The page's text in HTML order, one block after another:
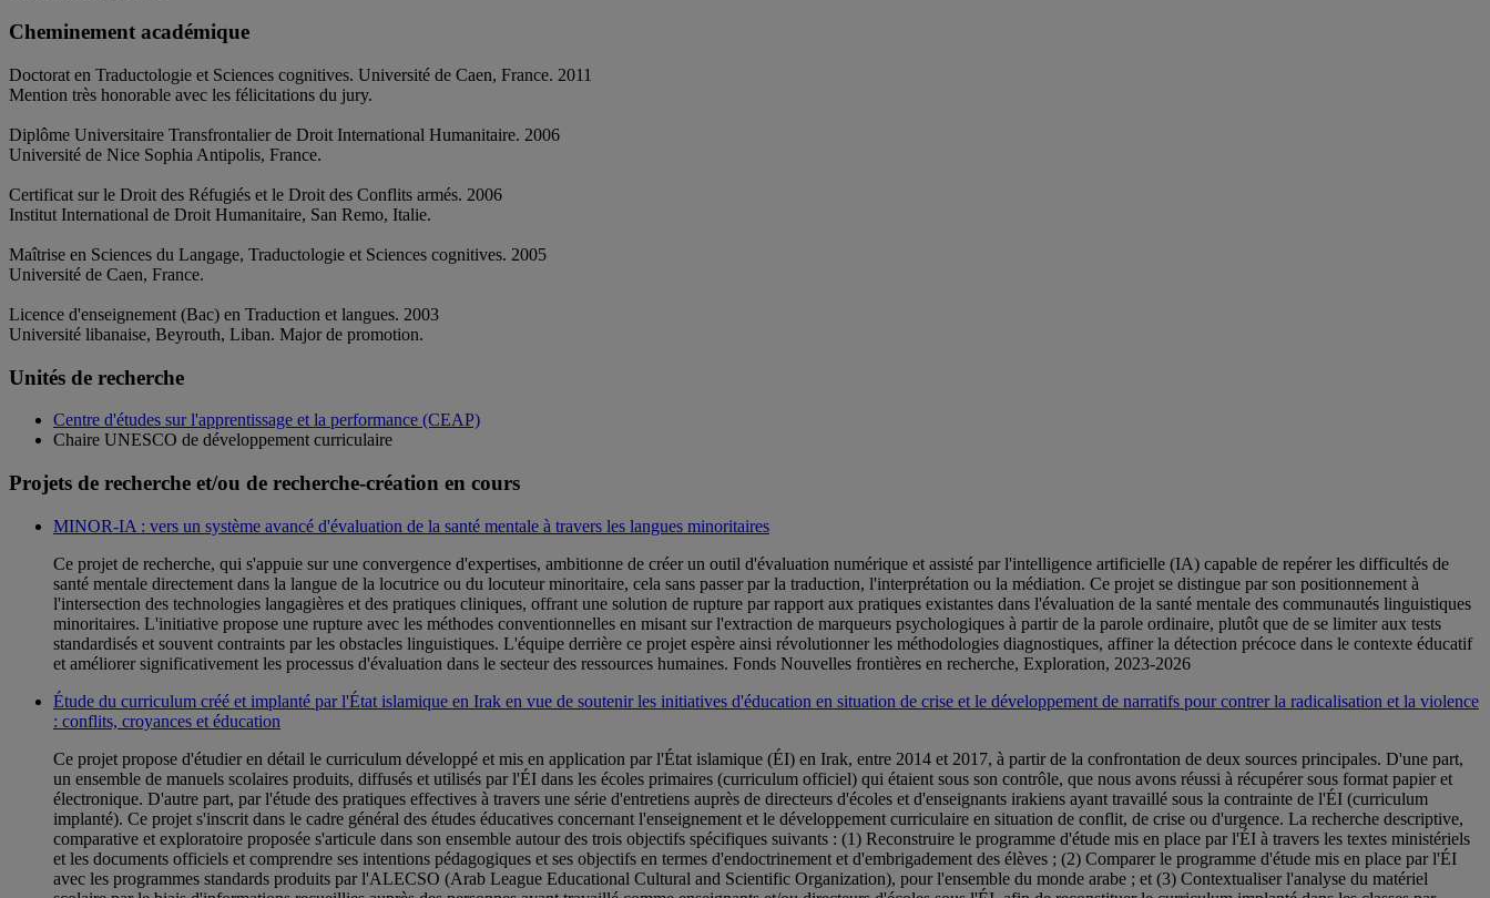
Cheminement académique
Doctorat en Traductologie et Sciences cognitives. Université de Caen, France. 2011
Mention très honorable avec les félicitations du jury.
Diplôme Universitaire Transfrontalier de Droit International Humanitaire. 2006
Université de Nice Sophia Antipolis, France.
Certificat sur le Droit des Réfugiés et le Droit des Conflits armés. 2006
Institut International de Droit Humanitaire, San Remo, Italie.
Maîtrise en Sciences du Langage, Traductologie et Sciences cognitives. 2005
Université de Caen, France.
Licence d'enseignement (Bac) en Traduction et langues. 2003
Université libanaise, Beyrouth, Liban. Major de promotion.
Unités de recherche
Centre d'études sur l'apprentissage et la performance (CEAP)
Chaire UNESCO de développement curriculaire
Projets de recherche et/ou de recherche-création en cours
MINOR-IA : vers un système avancé d'évaluation de la santé mentale à travers les langues minoritaires
Ce projet de recherche, qui s'appuie sur une convergence d'expertises, ambitionne de créer un outil d'évaluation numérique et assisté par l'intelligence artificielle (IA) capable de repérer les difficultés de
santé mentale directement dans la langue de la locutrice ou du locuteur minoritaire, cela sans passer par la traduction, l'interprétation ou la médiation. Ce projet se distingue par son positionnement à
l'intersection des technologies langagières et des pratiques cliniques, offrant une solution de rupture par rapport aux pratiques existantes dans l'évaluation de la santé mentale des communautés linguistiques
minoritaires. L'initiative propose une rupture avec les méthodes conventionnelles en misant sur l'extraction de marqueurs psychologiques à partir de la parole ordinaire, plutôt que de se limiter aux tests
standardisés et souvent contraints par les obstacles linguistiques. L'équipe derrière ce projet espère ainsi révolutionner les méthodologies diagnostiques, affiner la détection précoce dans le contexte éducatif
et améliorer significativement les processus d'évaluation dans le secteur des ressources humaines. Fonds Nouvelles frontières en recherche, Exploration, 2023-2026
Étude du curriculum créé et implanté par l'État islamique en Irak en vue de soutenir les initiatives d'éducation en situation de crise et le développement de narratifs pour contrer la radicalisation et la violence
: conflits, croyances et éducation
Ce projet propose d'étudier en détail le curriculum développé et mis en application par l'État islamique (ÉI) en Irak, entre 2014 et 2017, à partir de la confrontation de deux sources principales. D'une part,
un ensemble de manuels scolaires produits, diffusés et utilisés par l'ÉI dans les écoles primaires (curriculum officiel) qui étaient sous son contrôle, que nous avons réussi à récupérer sous format papier et
électronique. D'autre part, par l'étude des pratiques effectives à travers une série d'entretiens auprès de directeurs d'écoles et d'enseignants irakiens ayant travaillé sous la contrainte de l'ÉI (curriculum
implanté). Ce projet s'inscrit dans le cadre général des études éducatives concernant l'enseignement et le développement curriculaire en situation de conflit, de crise ou d'urgence. La recherche descriptive,
comparative et exploratoire proposée s'articule dans son ensemble autour des trois objectifs spécifiques suivants : (1) Reconstruire le programme d'étude mis en place par l'ÉI à travers les textes ministériels
et les documents officiels et comprendre ses intentions pédagogiques et ses objectifs en termes d'endoctrinement et d'embrigadement des élèves ; (2) Comparer le programme d'étude mis en place par l'ÉI
avec les programmes standards produits par l'ALECSO (Arab League Educational Cultural and Scientific Organization), pour l'ensemble du monde arabe ; et (3) Contextualiser l'analyse du matériel